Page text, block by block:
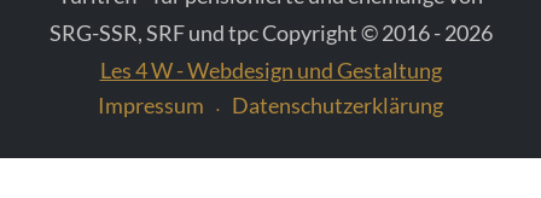
SRG-SSR, SRF und tpc Copyright © 2016 - 2026
Les 4 W - Webdesign und Gestaltung
Impressum
Datenschutzerklärung